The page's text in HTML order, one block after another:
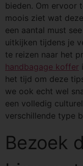
bieden. Om ervoor
moois ziet wat
een aantal must
uitkijken tijdens je
te reizen naar het
handbagage koffer
het tijd om deze
we ook echt wel
een volledig
verschillende type
Bezoek